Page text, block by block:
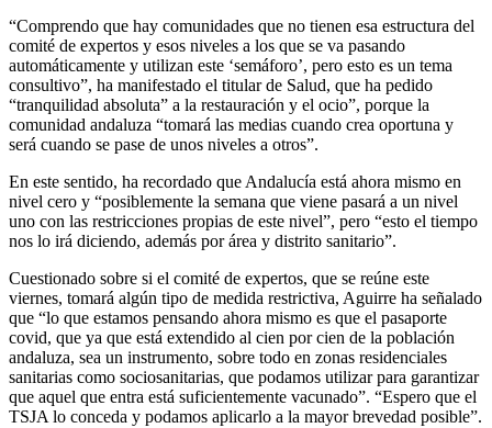
“Comprendo que hay comunidades que no tienen esa estructura del
comité de expertos y esos niveles a los que se va pasando
automáticamente y utilizan este ‘semáforo’, pero esto es un tema
consultivo”, ha manifestado el titular de Salud, que ha pedido
“tranquilidad absoluta” a la restauración y el ocio”, porque la
comunidad andaluza “tomará las medias cuando crea oportuna y
será cuando se pase de unos niveles a otros”.
En este sentido, ha recordado que Andalucía está ahora mismo en
nivel cero y “posiblemente la semana que viene pasará a un nivel
uno con las restricciones propias de este nivel”, pero “esto el tiempo
nos lo irá diciendo, además por área y distrito sanitario”.
Cuestionado sobre si el comité de expertos, que se reúne este
viernes, tomará algún tipo de medida restrictiva, Aguirre ha señalado
que “lo que estamos pensando ahora mismo es que el pasaporte
covid, que ya que está extendido al cien por cien de la población
andaluza, sea un instrumento, sobre todo en zonas residenciales
sanitarias como sociosanitarias, que podamos utilizar para garantizar
que aquel que entra está suficientemente vacunado”. “Espero que el
TSJA lo conceda y podamos aplicarlo a la mayor brevedad posible”.